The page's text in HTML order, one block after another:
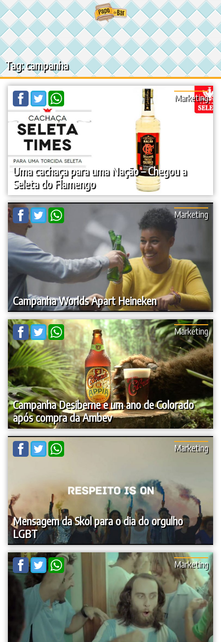
Ir
para
o
conteúdo
Tag: campanha
Uma cachaça para uma Nação – Chegou a
Seleta do Flamengo
Marketing
Campanha Worlds Apart Heineken
Marketing
Campanha Desiberne e um ano de Colorado
após compra da Ambev
Marketing
Mensagem da Skol para o dia do orgulho
LGBT
Marketing
Marketing